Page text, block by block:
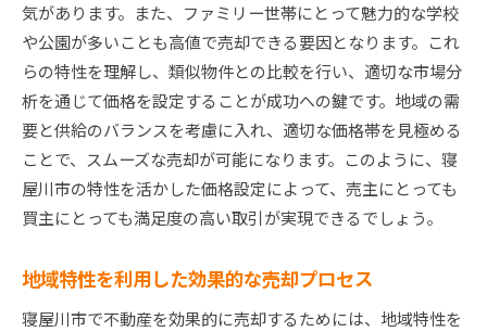
気があります。また、ファミリー世帯にとって魅力的な学校
や公園が多いことも高値で売却できる要因となります。これ
らの特性を理解し、類似物件との比較を行い、適切な市場分
析を通じて価格を設定することが成功への鍵です。地域の需
要と供給のバランスを考慮に入れ、適切な価格帯を見極める
ことで、スムーズな売却が可能になります。このように、寝
屋川市の特性を活かした価格設定によって、売主にとっても
買主にとっても満足度の高い取引が実現できるでしょう。
地域特性を利用した効果的な売却プロセス
寝屋川市で不動産を効果的に売却するためには、地域特性を